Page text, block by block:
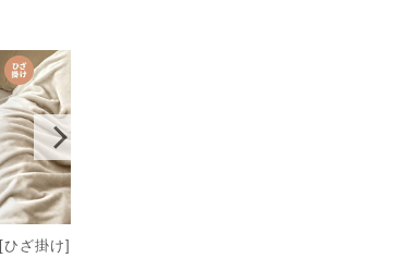
[ひざ掛け] ブランケット